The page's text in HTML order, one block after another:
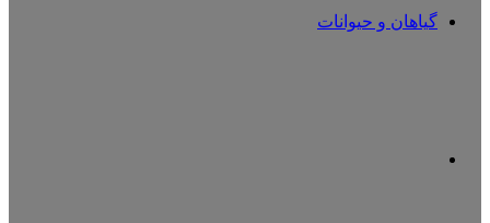
گیاهان و حیوانات